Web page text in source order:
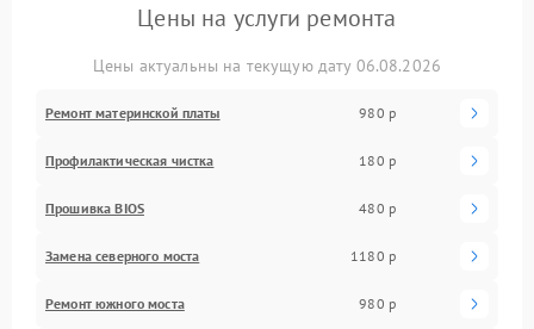
Цены на услуги ремонта
Цены актуальны на текущую дату 06.08.2026
Ремонт материнской платы 980 р
Профилактическая чистка 180 р
Прошивка BIOS 480 р
Замена северного моста 1180 р
Ремонт южного моста 980 р